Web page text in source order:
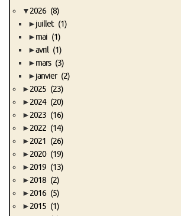
▼2026 (8)
►juillet (1)
►mai (1)
►avril (1)
►mars (3)
►janvier (2)
►2025 (23)
►2024 (20)
►2023 (16)
►2022 (14)
►2021 (26)
►2020 (19)
►2019 (13)
►2018 (2)
►2016 (5)
►2015 (1)